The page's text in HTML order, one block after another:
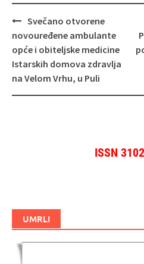
Navigacija
objava
Svečano otvorene
novouređene ambulante
opće i obiteljske medicine
Istarskih domova zdravlja
na Velom Vrhu, u Puli
ISSN
UMRLI